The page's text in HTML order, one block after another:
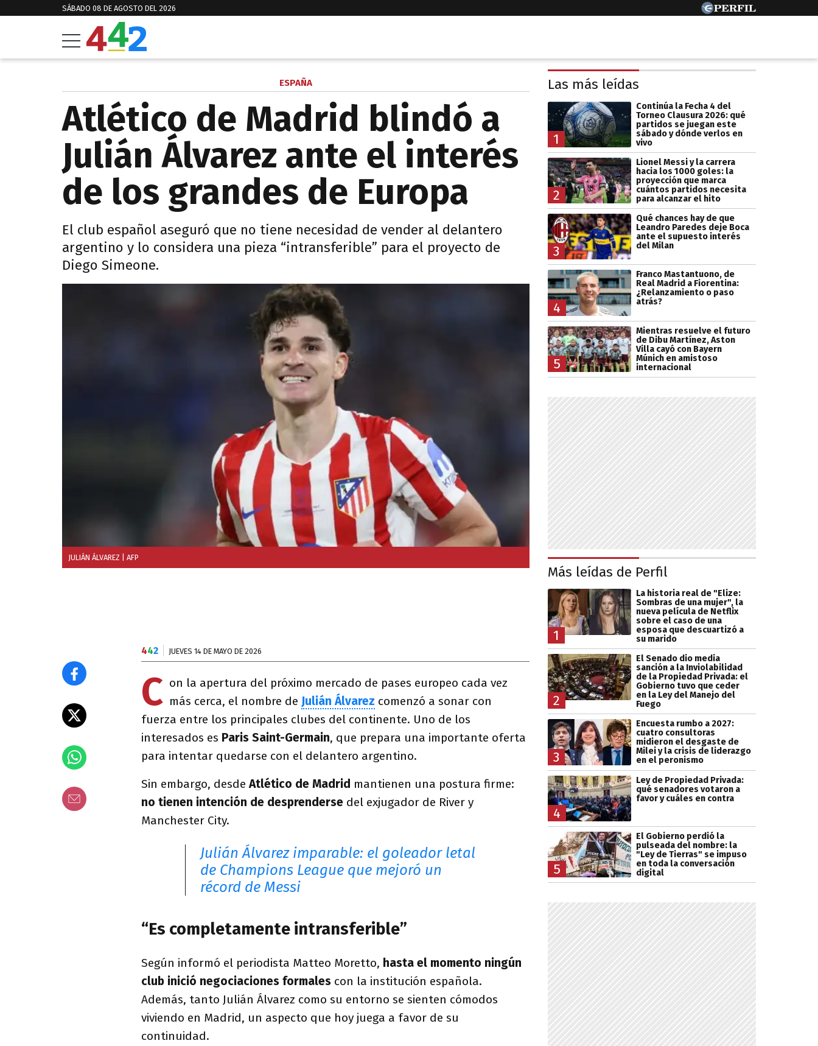
SÁBADO 08 DE AGOSTO DEL 2026
ESPAÑA
Atlético de Madrid blindó a
Julián Álvarez ante el interés
de los grandes de Europa
El club español aseguró que no tiene necesidad de vender al delantero
argentino y lo considera una pieza “intransferible” para el proyecto de
Diego Simeone.
JULIÁN ÁLVAREZ | AFP
442 JUEVES 14 DE MAYO DE 2026
C on la apertura del próximo mercado de pases europeo cada vez
más cerca, el nombre de Julián Álvarez comenzó a sonar con
fuerza entre los principales clubes del continente. Uno de los
interesados es Paris Saint-Germain, que prepara una importante oferta
para intentar quedarse con el delantero argentino.
Sin embargo, desdeAtlético de Madrid mantienen una postura firme:
no tienen intención de desprenderse del exjugador de River y
Manchester City.
Julián Álvarez imparable: el goleador letal
de Champions League que mejoró un
récord de Messi
“Es completamente intransferible”
Según informó el periodista Matteo Moretto, hasta el momento ningún
club inició negociaciones formales con la institución española.
Además, tanto Julián Álvarez como su entorno se sienten cómodos
viviendo en Madrid, un aspecto que hoy juega a favor de su
continuidad.
Las más leídas
1
Continúa la Fecha 4 del
Torneo Clausura 2026: qué
partidos se juegan este
sábado y dónde verlos en
vivo
2
Lionel Messi y la carrera
hacia los 1000 goles: la
proyección que marca
cuántos partidos necesita
para alcanzar el hito
3
Qué chances hay de que
Leandro Paredes deje Boca
ante el supuesto interés
del Milan
4
Franco Mastantuono, de
Real Madrid a Fiorentina:
¿Relanzamiento o paso
atrás?
5
Mientras resuelve el futuro
de Dibu Martínez, Aston
Villa cayó con Bayern
Múnich en amistoso
internacional
Más leídas de Perfil
1
La historia real de "Elize:
Sombras de una mujer", la
nueva película de Netflix
sobre el caso de una
esposa que descuartizó a
su marido
2
El Senado dio media
sanción a la Inviolabilidad
de la Propiedad Privada: el
Gobierno tuvo que ceder
en la Ley del Manejo del
Fuego
3
Encuesta rumbo a 2027:
cuatro consultoras
midieron el desgaste de
Milei y la crisis de liderazgo
en el peronismo
4
Ley de Propiedad Privada:
qué senadores votaron a
favor y cuáles en contra
5
El Gobierno perdió la
pulseada del nombre: la
"Ley de Tierras" se impuso
en toda la conversación
digital